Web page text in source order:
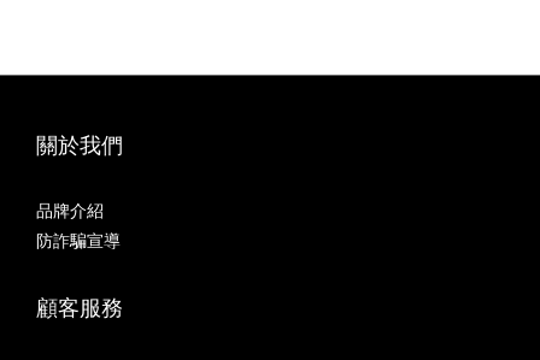
關於我們
品牌介紹
防詐騙宣導
顧客服務